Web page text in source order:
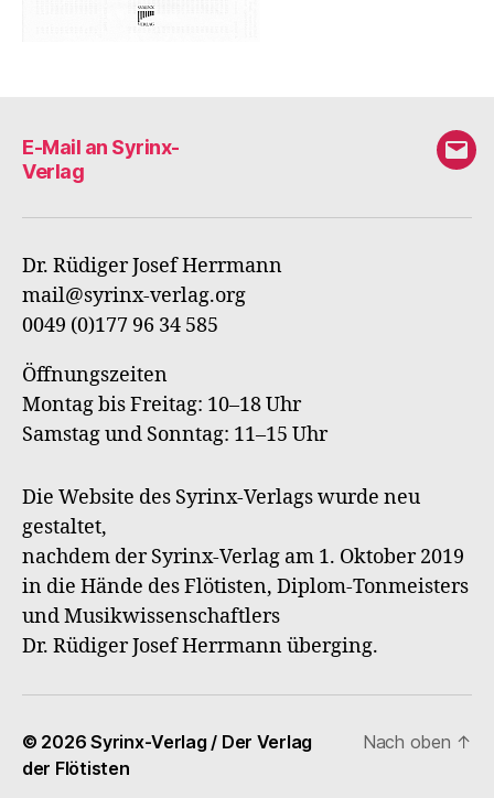
E-Mail an Syrinx-
Verlag
E-
an
Dr. Rüdiger Josef Herrmann
mail@syrinx-verlag.org
0049 (0)177 96 34 585
Öffnungszeiten
Montag bis Freitag: 10–18 Uhr
Samstag und Sonntag: 11–15 Uhr
Die Website des Syrinx-Verlags wurde neu
gestaltet,
nachdem der Syrinx-Verlag am 1. Oktober 2019
in die Hände des Flötisten, Diplom-Tonmeisters
und Musikwissenschaftlers
Dr. Rüdiger Josef Herrmann überging.
© 2026Syrinx-Verlag / Der Verlag
der Flötisten
Nach oben ↑